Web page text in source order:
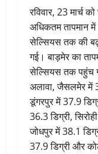
रविवार, 23 मार्च
अधिकतम तापमान
सेल्सियस तक की
गई। बाड़मेर का
सेल्सियस तक पहुंच
अलावा, जैसलमेर में
डूंगरपुर में 37.9
36.3 डिग्री,
जोधपुर में 38.1
37.9 डिग्री और